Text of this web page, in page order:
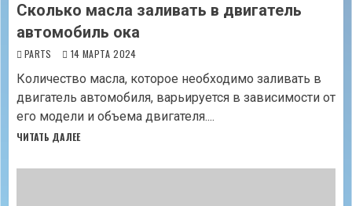
Сколько масла заливать в двигатель
автомобиль ока
PARTS 14 МАРТА 2024
Количество масла, которое необходимо заливать в
двигатель автомобиля, варьируется в зависимости от
его модели и объема двигателя....
ЧИТАТЬ ДАЛЕЕ